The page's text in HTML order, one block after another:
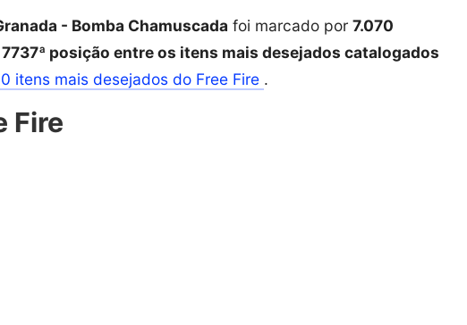
- Bomba Chamuscada foi marcado por 7.070
7737ª posição entre os itens mais desejados catalogados
itens mais desejados do Free Fire .
Fire